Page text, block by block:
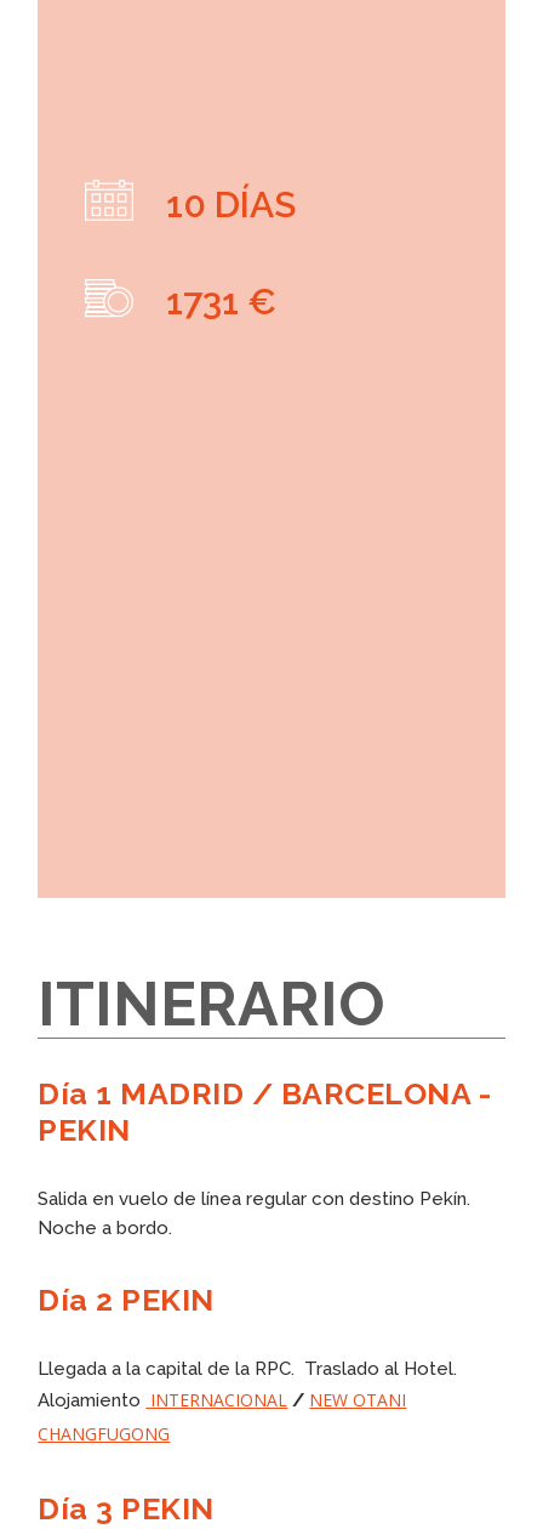
10 DÍAS
1731 €
ITINERARIO
Día 1 MADRID / BARCELONA -
PEKIN
Salida en vuelo de línea regular con destino Pekín.
Noche a bordo.
Día 2 PEKIN
Llegada a la capital de la RPC. Traslado al Hotel.
Alojamiento INTERNACIONAL / NEW OTANI
CHANGFUGONG
Día 3 PEKIN